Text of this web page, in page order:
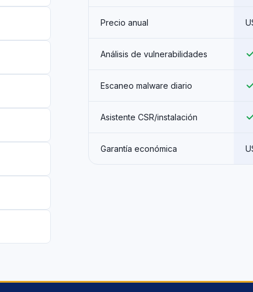
Precio anual
Análisis de vulnerabilidades
Escaneo malware diario
Asistente CSR/instalación
Garantía económica